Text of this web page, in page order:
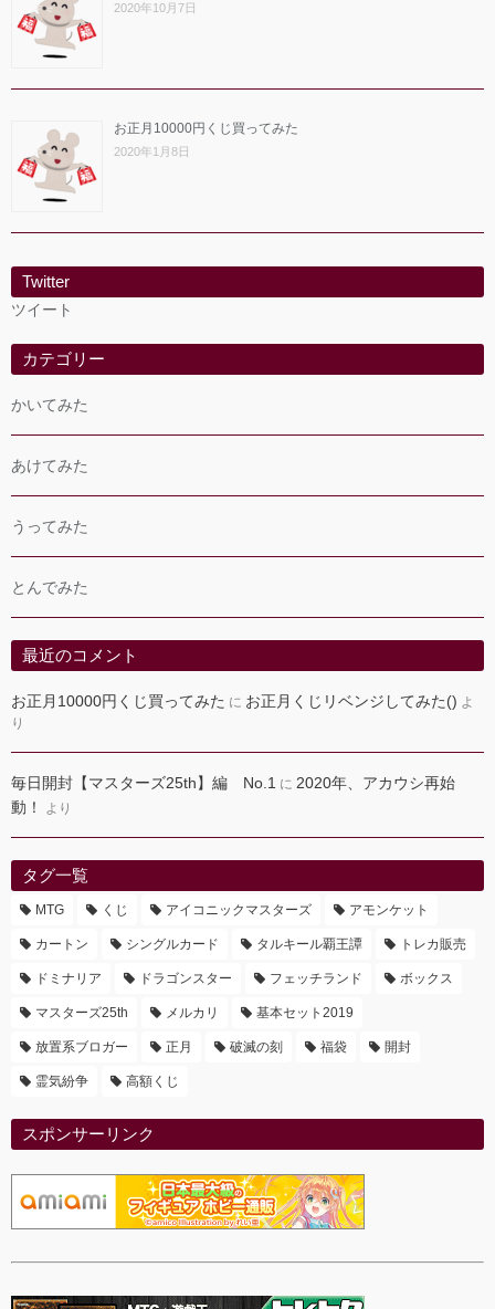
2020年10月7日
お正月10000円くじ買ってみた
2020年1月8日
Twitter
ツイート
カテゴリー
かいてみた
あけてみた
うってみた
とんでみた
最近のコメント
お正月10000円くじ買ってみた に お正月くじリベンジしてみた() よ
り
毎日開封【マスターズ25th】編 No.1 に 2020年、アカウシ再始
動！
より
タグ一覧
MTG くじ アイコニックマスターズ アモンケット
カートン シングルカード タルキール覇王譚 トレカ販売
ドミナリア ドラゴンスター フェッチランド ボックス
マスターズ25th メルカリ 基本セット2019
放置系ブロガー 正月 破滅の刻 福袋 開封
霊気紛争 高額くじ
スポンサーリンク